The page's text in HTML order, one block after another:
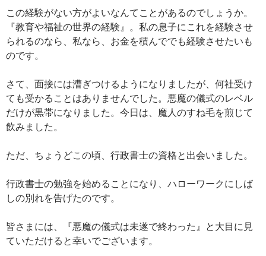
この経験がない方がよいなんてことがあるのでしょうか。
『教育や福祉の世界の経験』。私の息子にこれを経験させ
られるのなら、私なら、お金を積んででも経験させたいも
のです。
さて、面接には漕ぎつけるようになりましたが、何社受け
ても受かることはありませんでした。悪魔の儀式のレベル
だけが黒帯になりました。今日は、魔人のすね毛を煎じて
飲みました。
ただ、ちょうどこの頃、行政書士の資格と出会いました。
行政書士の勉強を始めることになり、ハローワークにしば
しの別れを告げたのです。
皆さまには、『悪魔の儀式は未遂で終わった』と大目に見
ていただけると幸いでございます。